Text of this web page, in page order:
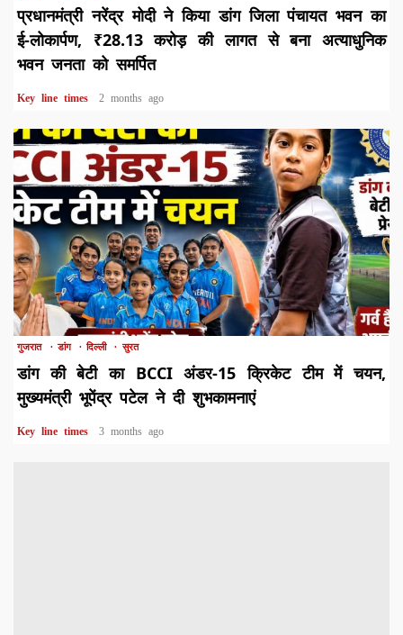
प्रधानमंत्री नरेंद्र मोदी ने किया डांग जिला पंचायत भवन का
ई-लोकार्पण, ₹28.13 करोड़ की लागत से बना अत्याधुनिक
भवन जनता को समर्पित
Key line times 2 months ago
1 min read
गुजरात डांग दिल्ली सुरत
डांग की बेटी का BCCI अंडर-15 क्रिकेट टीम में चयन,
मुख्यमंत्री भूपेंद्र पटेल ने दी शुभकामनाएं
Key line times 3 months ago